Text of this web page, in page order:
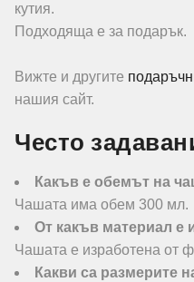
кутия.
Подходяща е за подарък.
Вижте и другите
нашия сайт.
Често
Какъв е обемът на
Чашата има обем 300 мл.
От какъв материал е
Чашата е изработена от
Какви са размерите